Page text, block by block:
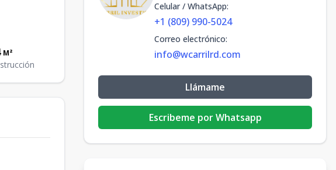
M²
Celular / WhatsApp:
+1 (809) 990-5024
Correo electrónico:
info@wcarrilrd.com
Llámame
Escribeme por Whatsapp